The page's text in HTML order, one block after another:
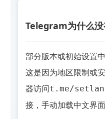
Telegram为什么没
部分版本或初始设置
这是因为地区限制或
器访问t.me/
接，手动加载中文界